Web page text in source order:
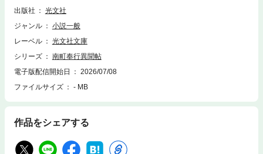
出版社
光文社
ジャンル
小説一般
レーベル
光文社文庫
シリーズ
南町奉行異聞帖
電子版配信開始日
2026/07/08
ファイルサイズ
- MB
作品をシェアする